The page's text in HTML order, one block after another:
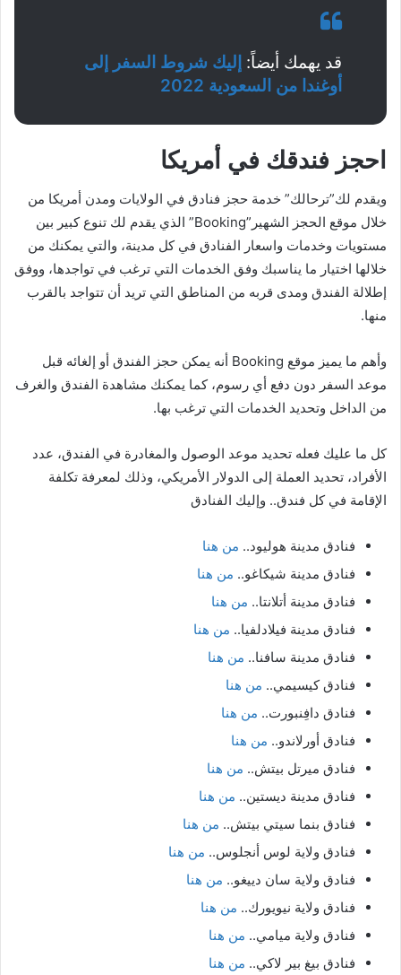
قد يهمك أيضاً: إليك شروط السفر إلى
أوغندا من السعودية 2022
احجز فندقك في أمريكا
ويقدم لك”ترحالك” خدمة حجز فنادق في الولايات ومدن أمريكا من
خلال موقع الحجز الشهير”Booking” الذي يقدم لك تنوع كبير بين
مستويات وخدمات واسعار الفنادق في كل مدينة، والتي يمكنك من
خلالها اختيار ما يناسبك وفق الخدمات التي ترغب في تواجدها، ووفق
إطلالة الفندق ومدى قربه من المناطق التي تريد أن تتواجد بالقرب
منها.
وأهم ما يميز موقع Booking أنه يمكن حجز الفندق أو إلغائه قبل
موعد السفر دون دفع أي رسوم، كما يمكنك مشاهدة الفندق والغرف
من الداخل وتحديد الخدمات التي ترغب بها.
كل ما عليك فعله تحديد موعد الوصول والمغادرة في الفندق، عدد
الأفراد، تحديد العملة إلى الدولار الأمريكي، وذلك لمعرفة تكلفة
الإقامة في كل فندق.. وإليك الفنادق
فنادق مدينة هوليود.. من هنا
فنادق مدينة شيكاغو.. من هنا
فنادق مدينة أتلانتا.. من هنا
فنادق مدينة فيلادلفيا.. من هنا
فنادق مدينة سافنا.. من هنا
فنادق كيسيمي.. من هنا
فنادق دافِنبورت.. من هنا
فنادق أورلاندو.. من هنا
فنادق ميرتل بيتش.. من هنا
فنادق مدينة ديستين.. من هنا
فنادق بنما سيتي بيتش.. من هنا
فنادق ولاية لوس أنجلوس.. من هنا
فنادق ولاية سان دييغو.. من هنا
فنادق ولاية نيويورك.. من هنا
فنادق ولاية ميامي.. من هنا
فنادق بيغ بير لاكي.. من هنا